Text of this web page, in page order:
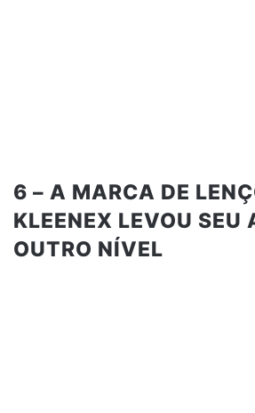
6 – A MARCA DE
KLEENEX LEVOU SEU
OUTRO NÍVEL